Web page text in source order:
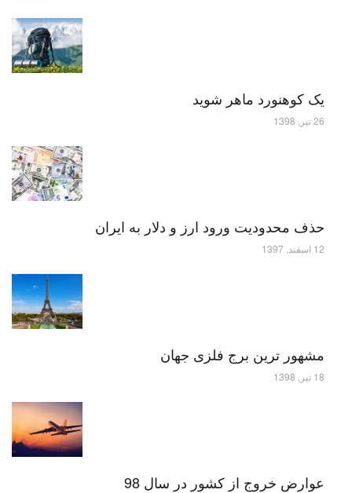
یک کوهنورد ماهر شوید
26 تیر, 1398
حذف محدودیت ورود ارز و دلار به ایران
12 اسفند, 1397
مشهور ترین برج فلزی جهان
18 تیر, 1398
عوارض خروج از کشور در سال 98